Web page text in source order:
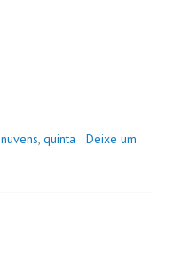
nuvens, quinta
Deixe um